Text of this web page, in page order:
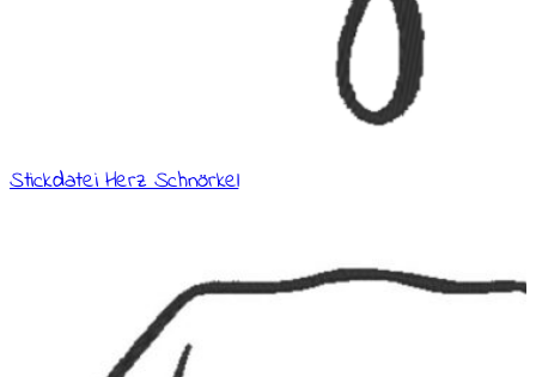
Stickdatei Herz Schnörkel